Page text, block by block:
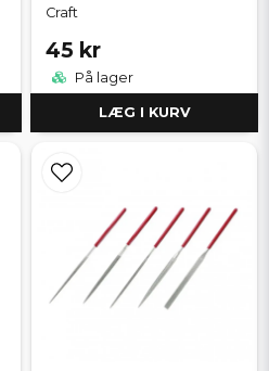
Craft
45 kr
På lager
LÆG I KURV